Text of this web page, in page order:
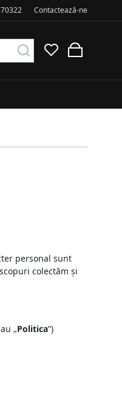
Contactează-ne
personal sunt
colectăm și
„Politica”)